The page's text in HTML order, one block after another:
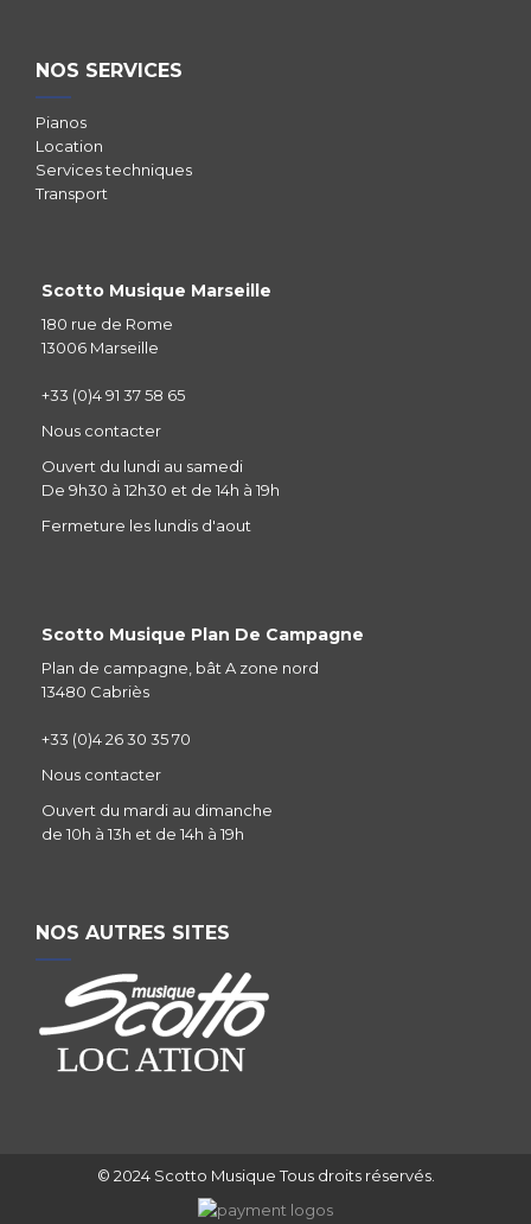
NOS SERVICES
Pianos
Location
Services techniques
Transport
Scotto Musique Marseille
180 rue de Rome
13006 Marseille
+33 (0)4 91 37 58 65
Nous contacter
Ouvert du lundi au samedi
De 9h30 à 12h30 et de 14h à 19h
Fermeture les lundis d'aout
Scotto Musique Plan De Campagne
Plan de campagne, bât A zone nord
13480 Cabriès
+33 (0)4 26 30 35 70
Nous contacter
Ouvert du mardi au dimanche
de 10h à 13h et de 14h à 19h
NOS AUTRES SITES
© 2024 Scotto Musique Tous droits réservés.